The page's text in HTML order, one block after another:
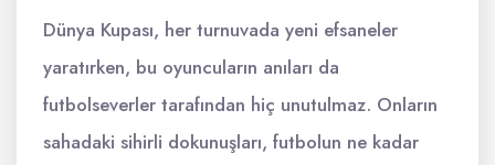
Dünya Kupası, her turnuvada yeni efsaneler
yaratırken, bu oyuncuların anıları da
futbolseverler tarafından hiç unutulmaz. Onların
sahadaki sihirli dokunuşları, futbolun ne kadar